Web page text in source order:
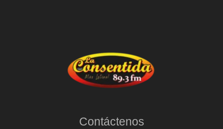
Contáctenos